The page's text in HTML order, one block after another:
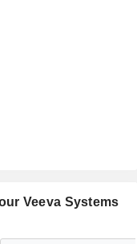
Veeva Systems